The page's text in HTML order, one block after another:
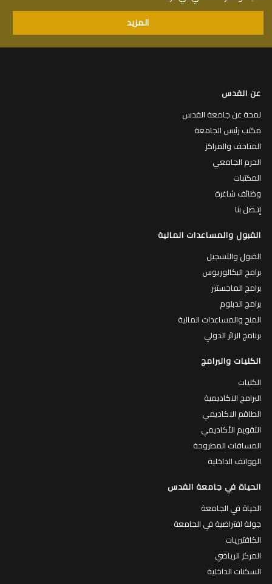
المزيد
عن القدس
لمحة عن جامعة القدس
مكتب رئيس الجامعة
المتاحف والمراكز
الحرم الجامعي
المكتبات
وظائف شاغرة
إتـصل بنا
القبول والمساعدات المالية
القبول والتسجيل
برامج البكالوريوس
برامج الماجستير
برامج الدبلوم
المنح والمساعدات المالية
برنامج الزائر الدولي
الكليات والبرامج
الكليات
البرامج الاكاديمية
الطاقم الاكاديمي
التقويم الأكاديمي
المساقات المطروحة
الهواتف الداخلية
الحياة في جامعة القدس
الحياة في الجامعة
جولة افتراضية في الجامعة
الكافتيريات
المركز الرياضي
السكنات الداخلية